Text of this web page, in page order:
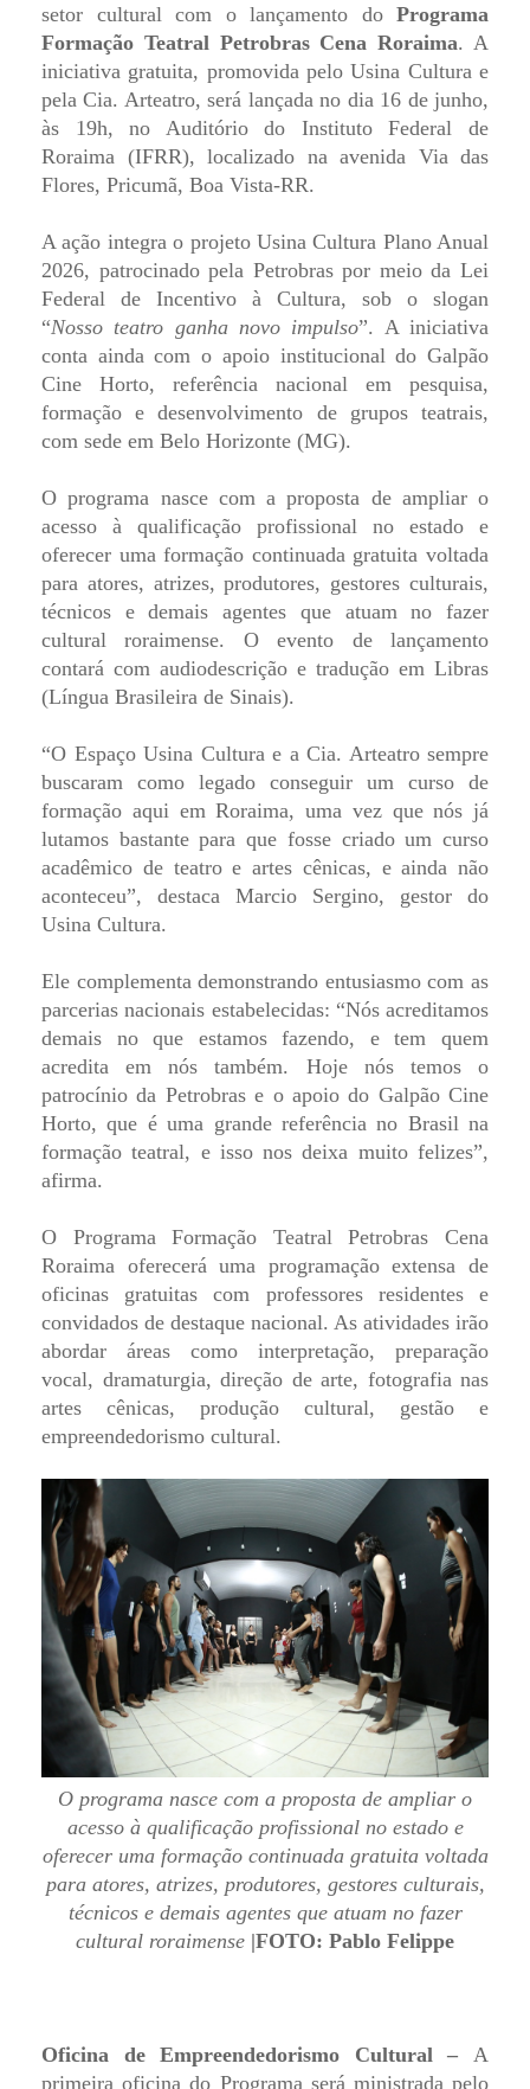
setor cultural com o lançamento do Programa
Formação Teatral Petrobras Cena Roraima. A
iniciativa gratuita, promovida pelo Usina Cultura e
pela Cia. Arteatro, será lançada no dia 16 de junho,
às 19h, no Auditório do Instituto Federal de
Roraima (IFRR), localizado na avenida Via das
Flores, Pricumã, Boa Vista-RR.
A ação integra o projeto Usina Cultura Plano Anual
2026, patrocinado pela Petrobras por meio da Lei
Federal de Incentivo à Cultura, sob o slogan
“Nosso teatro ganha novo impulso”. A iniciativa
conta ainda com o apoio institucional do Galpão
Cine Horto, referência nacional em pesquisa,
formação e desenvolvimento de grupos teatrais,
com sede em Belo Horizonte (MG).
O programa nasce com a proposta de ampliar o
acesso à qualificação profissional no estado e
oferecer uma formação continuada gratuita voltada
para atores, atrizes, produtores, gestores culturais,
técnicos e demais agentes que atuam no fazer
cultural roraimense. O evento de lançamento
contará com audiodescrição e tradução em Libras
(Língua Brasileira de Sinais).
“O Espaço Usina Cultura e a Cia. Arteatro sempre
buscaram como legado conseguir um curso de
formação aqui em Roraima, uma vez que nós já
lutamos bastante para que fosse criado um curso
acadêmico de teatro e artes cênicas, e ainda não
aconteceu”, destaca Marcio Sergino, gestor do
Usina Cultura.
Ele complementa demonstrando entusiasmo com as
parcerias nacionais estabelecidas: “Nós acreditamos
demais no que estamos fazendo, e tem quem
acredita em nós também. Hoje nós temos o
patrocínio da Petrobras e o apoio do Galpão Cine
Horto, que é uma grande referência no Brasil na
formação teatral, e isso nos deixa muito felizes”,
afirma.
O Programa Formação Teatral Petrobras Cena
Roraima oferecerá uma programação extensa de
oficinas gratuitas com professores residentes e
convidados de destaque nacional. As atividades irão
abordar áreas como interpretação, preparação
vocal, dramaturgia, direção de arte, fotografia nas
artes cênicas, produção cultural, gestão e
empreendedorismo cultural.
O programa nasce com a proposta de ampliar o
acesso à qualificação profissional no estado e
oferecer uma formação continuada gratuita voltada
para atores, atrizes, produtores, gestores culturais,
técnicos e demais agentes que atuam no fazer
cultural roraimense |FOTO: Pablo Felippe
Oficina de Empreendedorismo Cultural – A
primeira oficina do Programa será ministrada pelo